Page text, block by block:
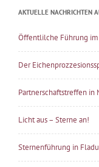
AKTUELLE NACHRICHTEN
Öffentlilche Führung
Der
Partnerschaftstreffen in
Licht aus – Sterne an!
Sternenführung in